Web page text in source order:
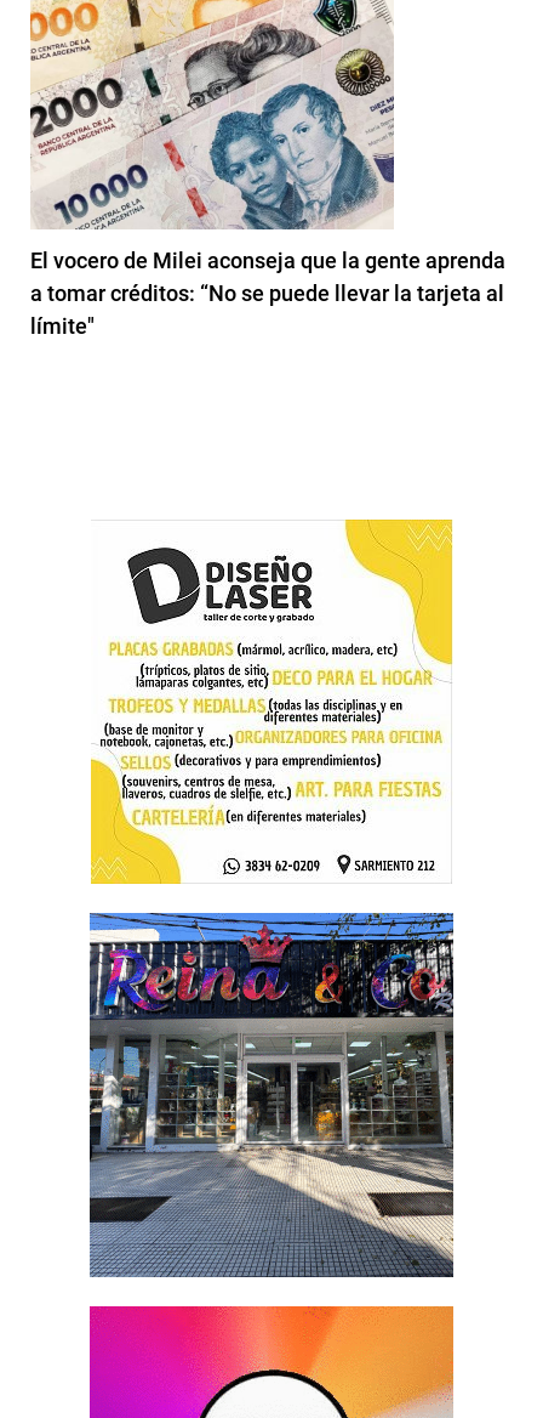
El vocero de Milei aconseja que la gente aprenda
a tomar créditos: “No se puede llevar la tarjeta al
límite"